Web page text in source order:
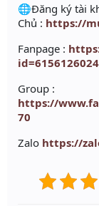
🌐Đăng ký tài
Chủ : https://
Fanpage :
Group :
https://
70
Zalo https://